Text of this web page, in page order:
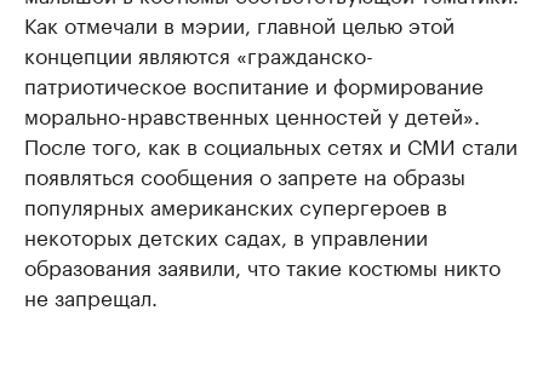
Как отмечали в мэрии, главной целью этой
концепции являются «гражданско-
патриотическое воспитание и формирование
морально-нравственных ценностей у детей».
После того, как в социальных сетях и СМИ стали
появляться сообщения о запрете на образы
популярных американских супергероев в
некоторых детских садах, в управлении
образования заявили, что такие костюмы никто
не запрещал.